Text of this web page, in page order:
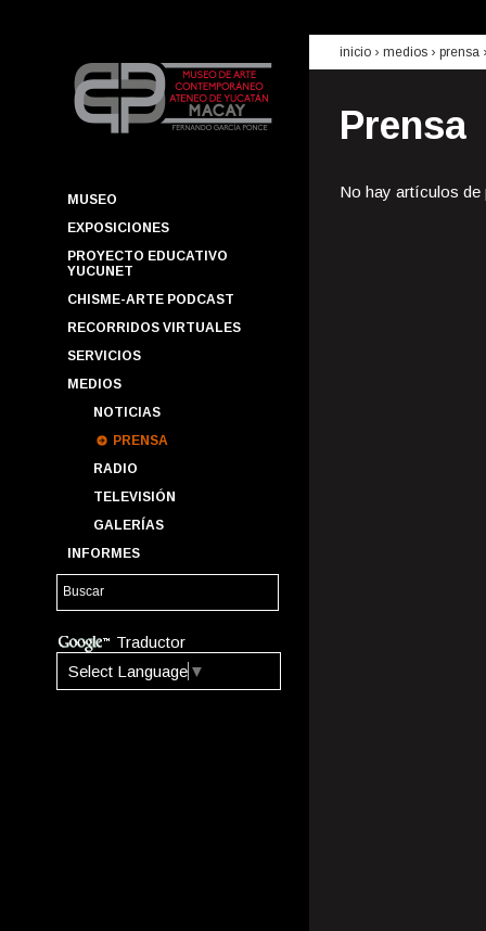
MUSEO
EXPOSICIONES
PROYECTO EDUCATIVO
YUCUNET
CHISME-ARTE PODCAST
RECORRIDOS VIRTUALES
SERVICIOS
MEDIOS
NOTICIAS
PRENSA
RADIO
TELEVISIÓN
GALERÍAS
INFORMES
Traductor
Select Language ▼
inicio › medios › prensa
Prensa
No hay artículos de